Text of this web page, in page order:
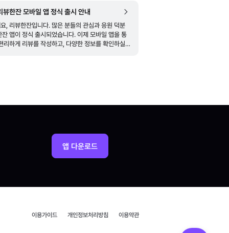
뷰한잔 모바일 앱 정식 출시 안내
입니다. 많은 분들의 관심과 응원 덕분
이 정식 출시되었습니다. 이제 모바일 앱을 통
리하게 리뷰를 작성하고, 다양한 정보를 확인하실
앱 다운로드
이용가이드 개인정보처리방침 이용약관